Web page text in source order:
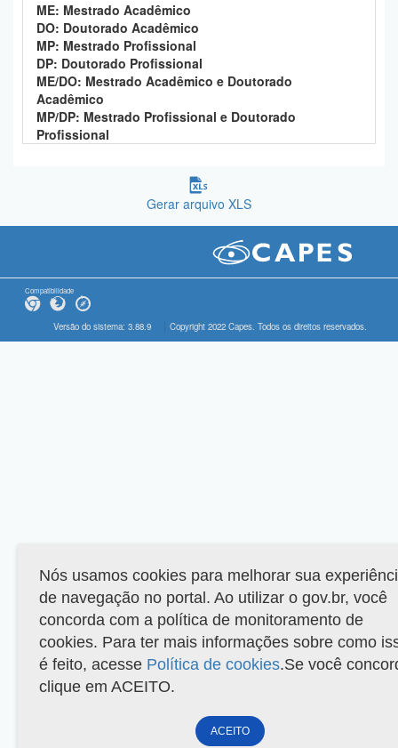
ME: Mestrado Acadêmico
DO: Doutorado Acadêmico
MP: Mestrado Profissional
DP: Doutorado Profissional
ME/DO: Mestrado Acadêmico e Doutorado
Acadêmico
MP/DP: Mestrado Profissional e Doutorado
Profissional
Gerar arquivo XLS
Compatibilidade
Versão do sistema: 3.88.9 Copyright 2022 Capes. Todos os direitos reservados.
Nós usamos cookies para melhorar sua
de navegação no portal. Ao utilizar o gov.br, você
concorda com a política de monitoramento de
cookies. Para ter mais informações sobre como
é feito, acesse Política de cookies.Se você
clique em ACEITO.
ACEITO